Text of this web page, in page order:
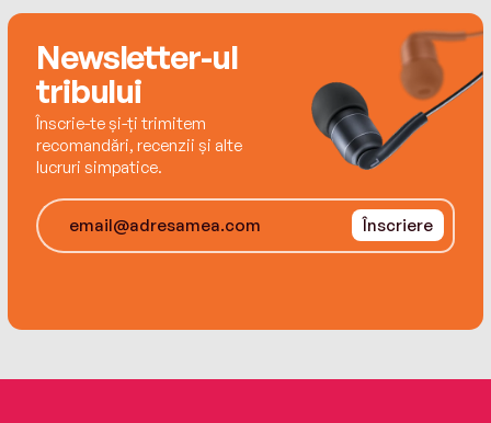
978-606-43-1534-2
țări.
Newsletter-ul
tribului
Înscrie-te și-ți trimitem
recomandări, recenzii și alte
lucruri simpatice.
Înscriere